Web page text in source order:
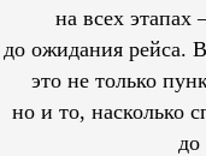
на всех этапах
до ожидания рейса.
это не только
но и то, насколько
до